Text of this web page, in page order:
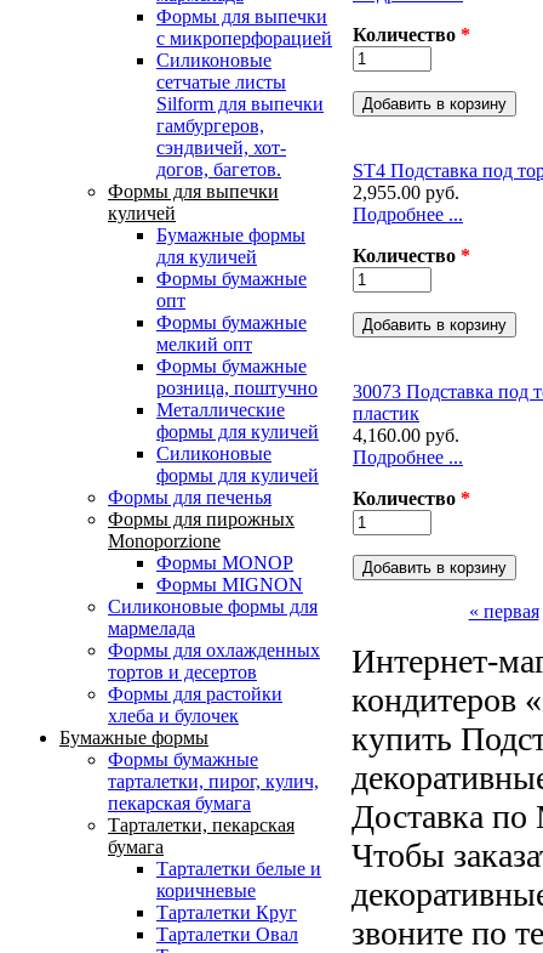
Формы для выпечки
с микроперфорацией
Силиконовые
сетчатые листы
Silform для выпечки
гамбургеров,
сэндвичей, хот-
догов, багетов.
Формы для выпечки
куличей
Бумажные формы
для куличей
Формы бумажные
опт
Формы бумажные
мелкий опт
Формы бумажные
розница, поштучно
Металлические
формы для куличей
Силиконовые
формы для куличей
Формы для печенья
Формы для пирожных
Monoporzione
Формы MONOP
Формы MIGNON
Силиконовые формы для
мармелада
Формы для oхлажденных
тортов и десертов
Формы для растойки
хлеба и булочек
Бумажные формы
Формы бумажные
тарталетки, пирог, кулич,
пекарская бумага
Тарталетки, пекарская
бумага
Тарталетки белые и
коричневые
Тарталетки Круг
Тарталетки Овал
Количество *
ST4 Подставка под
2,955.00 руб.
Подробнее ...
Количество *
30073 Подставка под
пластик
4,160.00 руб.
Подробнее ...
Количество *
« первая
Интернет-
кондитеров
купить
Доставка по
Чтобы
звоните по